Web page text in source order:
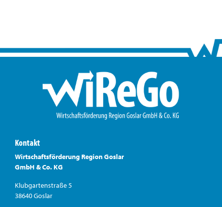
Kontakt
Wirtschaftsförderung Region Goslar
GmbH & Co. KG
Klubgartenstraße 5
38640 Goslar